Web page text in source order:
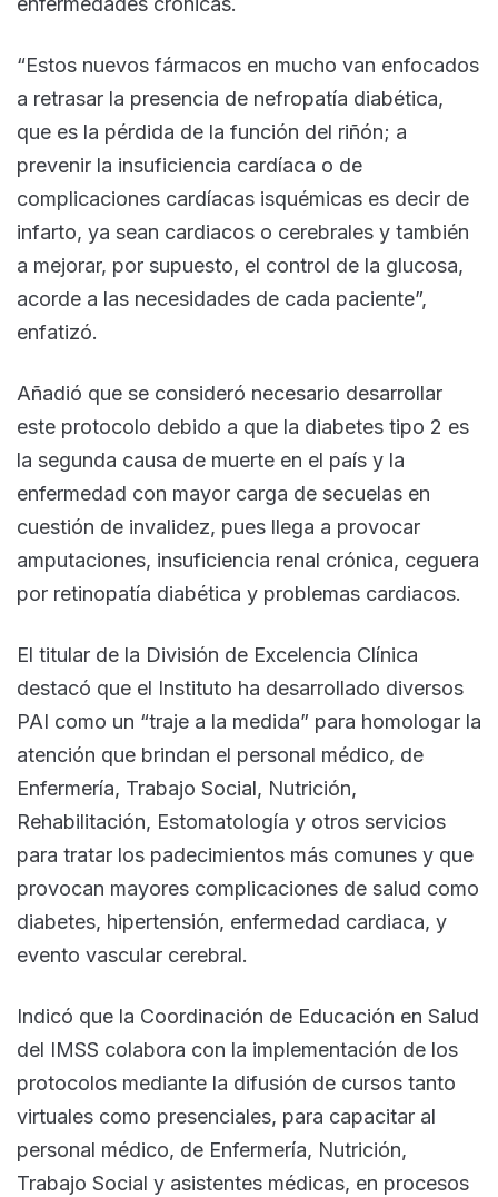
“Estos nuevos fármacos en mucho van enfocados
a retrasar la presencia de nefropatía diabética,
que es la pérdida de la función del riñón; a
prevenir la insuficiencia cardíaca o de
complicaciones cardíacas isquémicas es decir de
infarto, ya sean cardiacos o cerebrales y también
a mejorar, por supuesto, el control de la glucosa,
acorde a las necesidades de cada paciente”,
enfatizó.
Añadió que se consideró necesario desarrollar
este protocolo debido a que la diabetes tipo 2 es
la segunda causa de muerte en el país y la
enfermedad con mayor carga de secuelas en
cuestión de invalidez, pues llega a provocar
amputaciones, insuficiencia renal crónica, ceguera
por retinopatía diabética y problemas cardiacos.
El titular de la División de Excelencia Clínica
destacó que el Instituto ha desarrollado diversos
PAI como un “traje a la medida” para homologar la
atención que brindan el personal médico, de
Enfermería, Trabajo Social, Nutrición,
Rehabilitación, Estomatología y otros servicios
para tratar los padecimientos más comunes y que
provocan mayores complicaciones de salud como
diabetes, hipertensión, enfermedad cardiaca, y
evento vascular cerebral.
Indicó que la Coordinación de Educación en Salud
del IMSS colabora con la implementación de los
protocolos mediante la difusión de cursos tanto
virtuales como presenciales, para capacitar al
personal médico, de Enfermería, Nutrición,
Trabajo Social y asistentes médicas, en procesos